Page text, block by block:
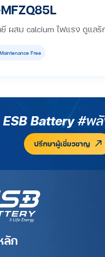
ยี ผสม calcium ไฟแรง ดูแล
Free
ESB Battery#พ
ปรึกษาผู้เชี่ยวชาญ
ลัก